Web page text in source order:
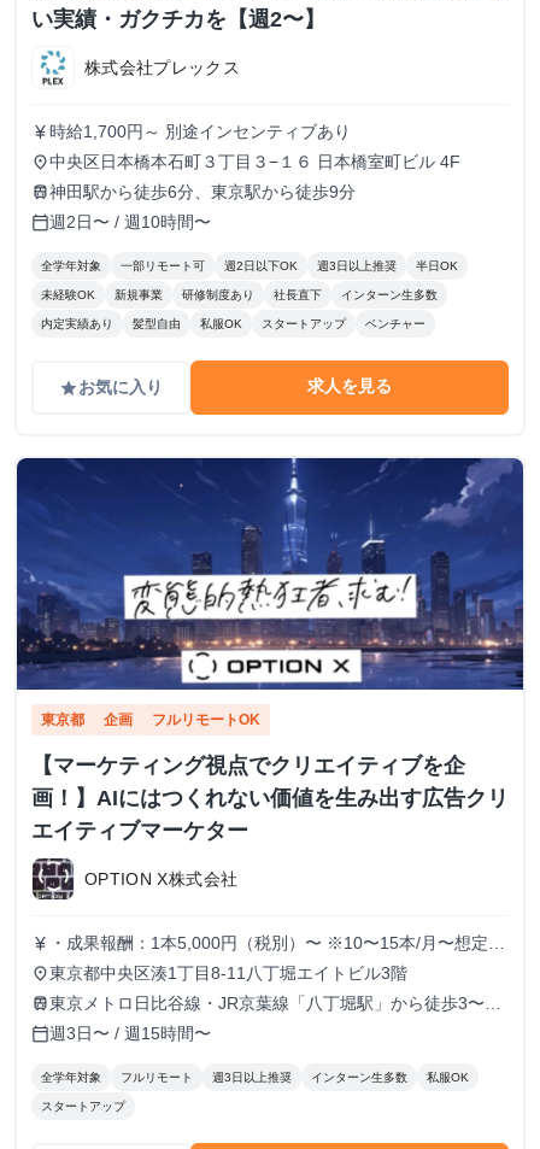
い実績・ガクチカを【週2〜】
株式会社プレックス
currency_yen 時給1,700円～ 別途インセンティブあり
place中央区日本橋本石町３丁目３−１６ 日本橋室町ビル 4F
train神田駅から徒歩6分、東京駅から徒歩9分
calendar_today週2日〜 / 週10時間〜
全学年対象 一部リモート可 週2日以下OK 週3日以上推奨 半日OK
未経験OK 新規事業 研修制度あり 社長直下 インターン生多数
内定実績あり 髪型自由 私服OK スタートアップ ベンチャー
gradeお気に入り 求人を見る
東京都 企画 フルリモートOK
【マーケティング視点でクリエイティブを企
画！】AIにはつくれない価値を生み出す広告クリ
エイティブマーケター
OPTION X株式会社
currency_yen ・成果報酬：1本5,000円（税別）〜 ※10〜15本/月〜想定
※経験、実績、能力等によって変動 ※トライアル期間の場
合変動あり
place東京都中央区湊1丁目8-11八丁堀エイトビル3階
train東京メトロ日比谷線・JR京葉線「八丁堀駅」から徒歩3〜6
分
calendar_today週3日〜 / 週15時間〜
全学年対象 フルリモート 週3日以上推奨 インターン生多数 私服OK
スタートアップ